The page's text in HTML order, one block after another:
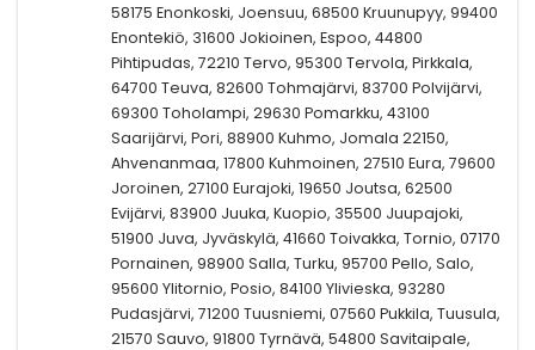
58175 Enonkoski, Joensuu, 68500 Kruunupyy, 99400
Enontekiö, 31600 Jokioinen, Espoo, 44800
Pihtipudas, 72210 Tervo, 95300 Tervola, Pirkkala,
64700 Teuva, 82600 Tohmajärvi, 83700 Polvijärvi,
69300 Toholampi, 29630 Pomarkku, 43100
Saarijärvi, Pori, 88900 Kuhmo, Jomala 22150,
Ahvenanmaa, 17800 Kuhmoinen, 27510 Eura, 79600
Joroinen, 27100 Eurajoki, 19650 Joutsa, 62500
Evijärvi, 83900 Juuka, Kuopio, 35500 Juupajoki,
51900 Juva, Jyväskylä, 41660 Toivakka, Tornio, 07170
Pornainen, 98900 Salla, Turku, 95700 Pello, Salo,
95600 Ylitornio, Posio, 84100 Ylivieska, 93280
Pudasjärvi, 71200 Tuusniemi, 07560 Pukkila, Tuusula,
21570 Sauvo, 91800 Tyrnävä, 54800 Savitaipale,